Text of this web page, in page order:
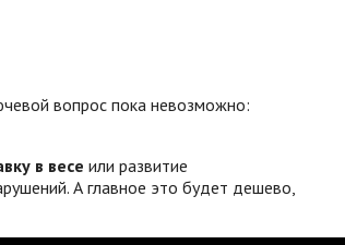
вопрос пока невозможно:
в весе или развитие
А главное это будет дешево,